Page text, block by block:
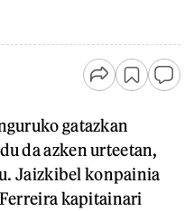
gatazkan
da azken urteetan,
Jaizkibel konpainia
kapitainari